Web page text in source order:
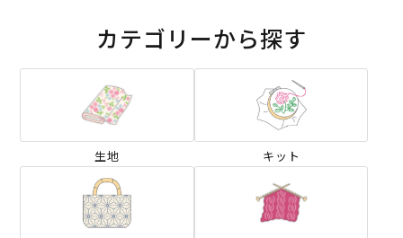
カテゴリーから探す
生地 キット